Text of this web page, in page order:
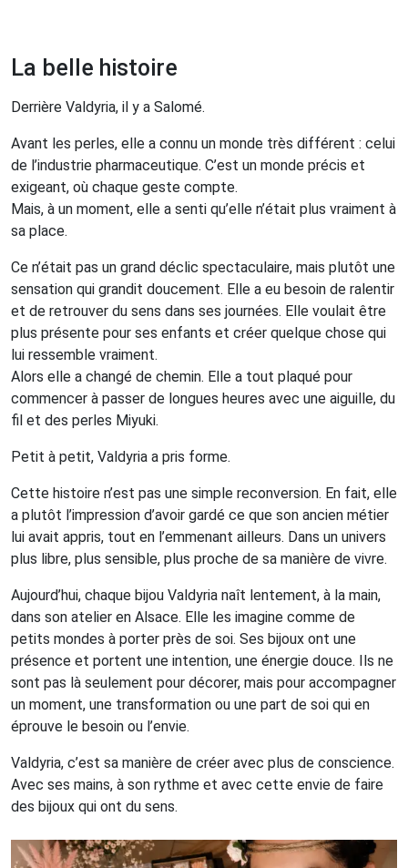
La belle histoire
Derrière Valdyria, il y a Salomé.
Avant les perles, elle a connu un monde très différent : celui
de l’industrie pharmaceutique. C’est un monde précis et
exigeant, où chaque geste compte.
Mais, à un moment, elle a senti qu’elle n’était plus vraiment à
sa place.
Ce n’était pas un grand déclic spectaculaire, mais plutôt une
sensation qui grandit doucement. Elle a eu besoin de ralentir
et de retrouver du sens dans ses journées. Elle voulait être
plus présente pour ses enfants et créer quelque chose qui
lui ressemble vraiment.
Alors elle a changé de chemin. Elle a tout plaqué pour
commencer à passer de longues heures avec une aiguille, du
fil et des perles Miyuki.
Petit à petit, Valdyria a pris forme.
Cette histoire n’est pas une simple reconversion. En fait, elle
a plutôt l’impression d’avoir gardé ce que son ancien métier
lui avait appris, tout en l’emmenant ailleurs. Dans un univers
plus libre, plus sensible, plus proche de sa manière de vivre.
Aujourd’hui, chaque bijou Valdyria naît lentement, à la main,
dans son atelier en Alsace. Elle les imagine comme de
petits mondes à porter près de soi. Ses bijoux ont une
présence et portent une intention, une énergie douce. Ils ne
sont pas là seulement pour décorer, mais pour accompagner
un moment, une transformation ou une part de soi qui en
éprouve le besoin ou l’envie.
Valdyria, c’est sa manière de créer avec plus de conscience.
Avec ses mains, à son rythme et avec cette envie de faire
des bijoux qui ont du sens.